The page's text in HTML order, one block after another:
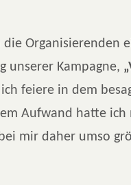
Organisierenden
unserer Kampagne,
feiere in dem
Aufwand hatte ich
mir daher umso